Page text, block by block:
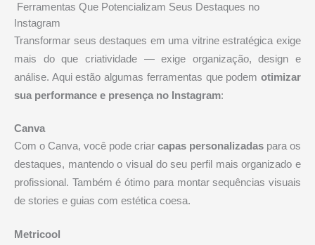
️ Ferramentas Que Potencializam Seus Destaques no
Instagram
Transformar seus destaques em uma vitrine estratégica exige
mais do que criatividade — exige organização, design e
análise. Aqui estão algumas ferramentas que podem otimizar
sua performance e presença no Instagram:
Canva
Com o Canva, você pode criar capas personalizadas para os
destaques, mantendo o visual do seu perfil mais organizado e
profissional. Também é ótimo para montar sequências visuais
de stories e guias com estética coesa.
Metricool